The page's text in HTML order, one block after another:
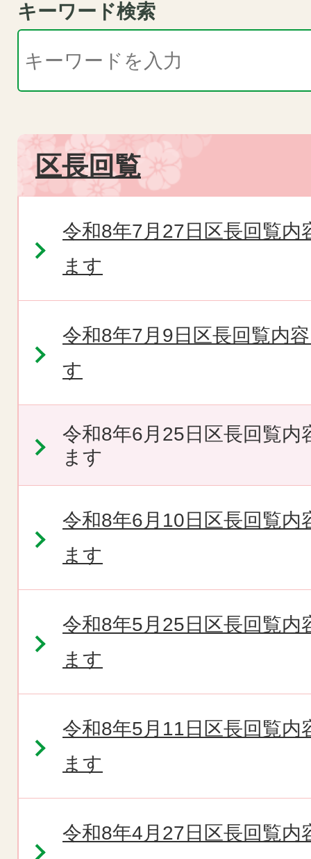
キーワード検索
区長回覧
令和8年7月27日区長回覧
ます
令和8年7月9日区長回覧内
す
令和8年6月25日区長回覧
ます
令和8年6月10日区長回覧
ます
令和8年5月25日区長回覧
ます
令和8年5月11日区長回覧
ます
令和8年4月27日区長回覧